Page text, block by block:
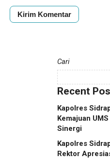
Cari
Recent
Kapolres
Kemajuan
Sinergi
Kapolres
Rektor